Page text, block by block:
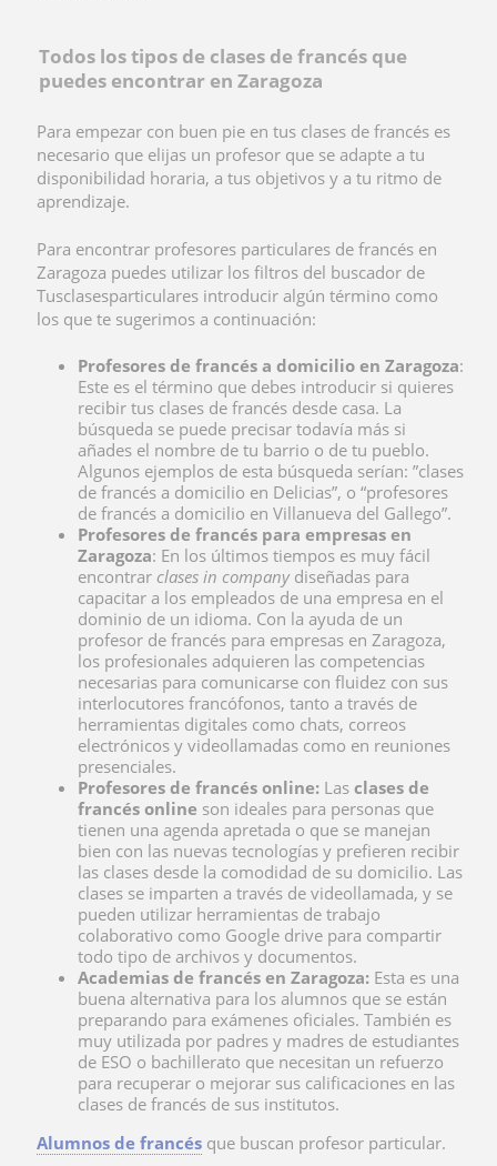
Todos los tipos de clases de francés que
puedes encontrar en Zaragoza
Para empezar con buen pie en tus clases de francés es
necesario que elijas un profesor que se adapte a tu
disponibilidad horaria, a tus objetivos y a tu ritmo de
aprendizaje.
Para encontrar profesores particulares de francés en
Zaragoza puedes utilizar los filtros del buscador de
Tusclasesparticulares introducir algún término como
los que te sugerimos a continuación:
Profesores de francés a domicilio en Zaragoza:
Este es el término que debes introducir si quieres
recibir tus clases de francés desde casa. La
búsqueda se puede precisar todavía más si
añades el nombre de tu barrio o de tu pueblo.
Algunos ejemplos de esta búsqueda serían: ”clases
de francés a domicilio en Delicias”, o “profesores
de francés a domicilio en Villanueva del Gallego”.
Profesores de francés para empresas en
Zaragoza: En los últimos tiempos es muy fácil
encontrar clases in companydiseñadas para
capacitar a los empleados de una empresa en el
dominio de un idioma. Con la ayuda de un
profesor de francés para empresas en Zaragoza,
los profesionales adquieren las competencias
necesarias para comunicarse con fluidez con sus
interlocutores francófonos, tanto a través de
herramientas digitales como chats, correos
electrónicos y videollamadas como en reuniones
presenciales.
Profesores de francés online: Las clases de
francés online son ideales para personas que
tienen una agenda apretada o que se manejan
bien con las nuevas tecnologías y prefieren recibir
las clases desde la comodidad de su domicilio. Las
clases se imparten a través de videollamada, y se
pueden utilizar herramientas de trabajo
colaborativo como Google drive para compartir
todo tipo de archivos y documentos.
Academias de francés en Zaragoza: Esta es una
buena alternativa para los alumnos que se están
preparando para exámenes oficiales. También es
muy utilizada por padres y madres de estudiantes
de ESO o bachillerato que necesitan un refuerzo
para recuperar o mejorar sus calificaciones en las
clases de francés de sus institutos.
Alumnos de francés que buscan profesor particular.